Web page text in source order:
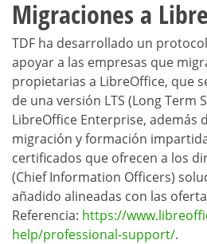
Migraciones a
TDF ha desarrollado un
apoyar a las empresas que
propietarias a LibreOffice, que
de una versión LTS (Long Term
LibreOffice Enterprise, además
migración y formación
certificados que ofrecen a los
(Chief Information Officers)
añadido alineadas con las
Referencia: https://
help/professional-support/.